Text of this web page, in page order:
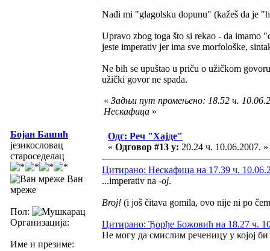
Nađi mi "glagolsku dopunu" (kažeš da je
Upravo zbog toga što si rekao - da
jeste imperativ jer ima sve morfološke,
Ne bih se upuštao u priču o užičkom
užički govor ne spada.
« Задњи пут промењено: 18.52 ч.
Нескафица »
Бојан Башић
језикословац
староседелац
Ван
мреже
Пол:
Организација:
Име и презиме:
Одг: Реч "Хајде"
« Одговор #13 у: 20.24 ч. 10.06.2007. »
Цитирано: Нескафица на 17.39 ч.
...imperativ na -oj.
Broj! (i još čitava gomila, ovo nije ni po
Цитирано: Ђорђе Божовић на 18.27 ч.
Не могу да смислим реченицу у којој би